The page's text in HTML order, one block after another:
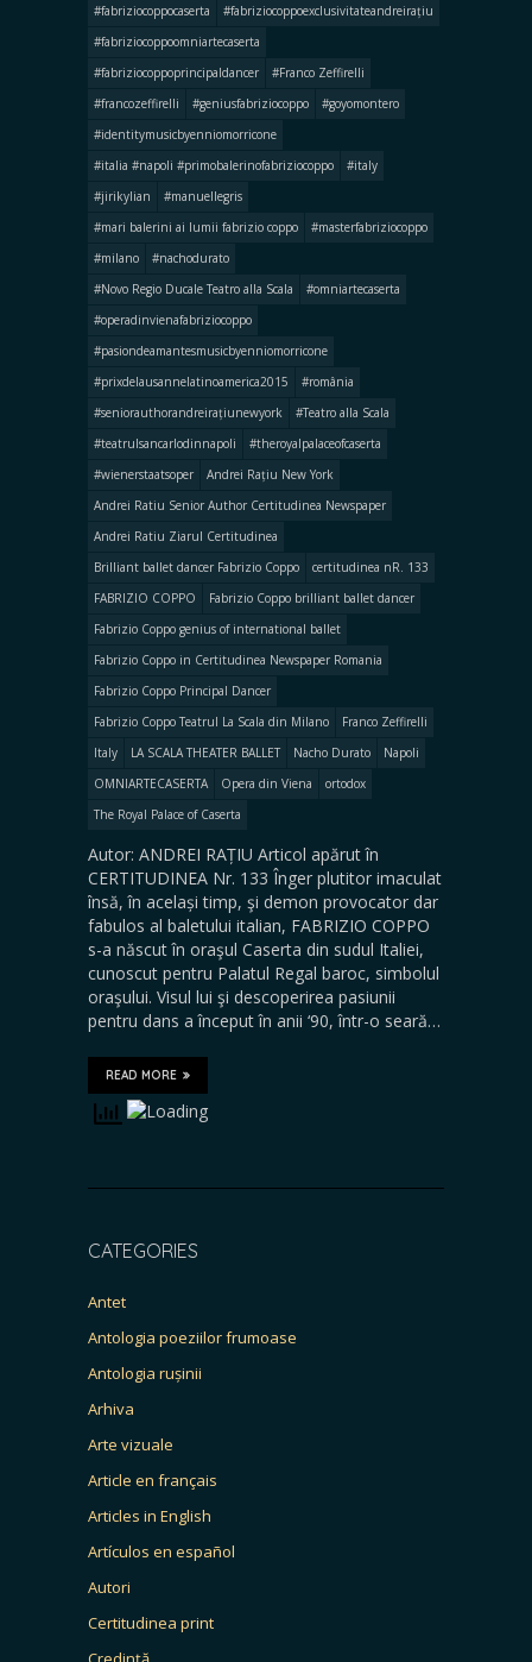
#fabriziocoppocaserta
#fabriziocoppoexclusivitateandreirațiu
#fabriziocoppoomniartecaserta
#fabriziocoppoprincipaldancer
#Franco Zeffirelli
#francozeffirelli
#geniusfabriziocoppo
#goyomontero
#identitymusicbyenniomorricone
#italia #napoli #primobalerinofabriziocoppo
#italy
#jirikylian
#manuellegris
#mari balerini ai lumii fabrizio coppo
#masterfabriziocoppo
#milano
#nachodurato
#Novo Regio Ducale Teatro alla Scala
#omniartecaserta
#operadinvienafabriziocoppo
#pasiondeamantesmusicbyenniomorricone
#prixdelausannelatinoamerica2015
#românia
#seniorauthorandreirațiunewyork
#Teatro alla Scala
#teatrulsancarlodinnapoli
#theroyalpalaceofcaserta
#wienerstaatsoper
Andrei Rațiu New York
Andrei Ratiu Senior Author Certitudinea Newspaper
Andrei Ratiu Ziarul Certitudinea
Brilliant ballet dancer Fabrizio Coppo
certitudinea nR. 133
FABRIZIO COPPO
Fabrizio Coppo brilliant ballet dancer
Fabrizio Coppo genius of international ballet
Fabrizio Coppo in Certitudinea Newspaper Romania
Fabrizio Coppo Principal Dancer
Fabrizio Coppo Teatrul La Scala din Milano
Franco Zeffirelli
Italy
LA SCALA THEATER BALLET Nacho Durato
Napoli
OMNIARTECASERTA
Opera din Viena
ortodox
The Royal Palace of Caserta
Autor: ANDREI RAȚIU Articol apărut în
CERTITUDINEA Nr. 133 Înger plutitor imaculat
însă, în același timp, şi demon provocator dar
fabulos al baletului italian, FABRIZIO COPPO
s-a născut în oraşul Caserta din sudul Italiei,
cunoscut pentru Palatul Regal baroc, simbolul
oraşului. Visul lui şi descoperirea pasiunii
pentru dans a început în anii ‘90, într-o seară…
READ MORE
CATEGORIES
Antet
Antologia poeziilor frumoase
Antologia rușinii
Arhiva
Arte vizuale
Article en français
Articles in English
Artículos en español
Autori
Certitudinea print